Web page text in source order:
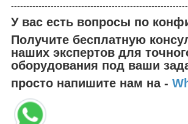
У вас есть вопросы по
Получите бесплатную
наших экспертов для
оборудования под ваши
просто напишите нам на -